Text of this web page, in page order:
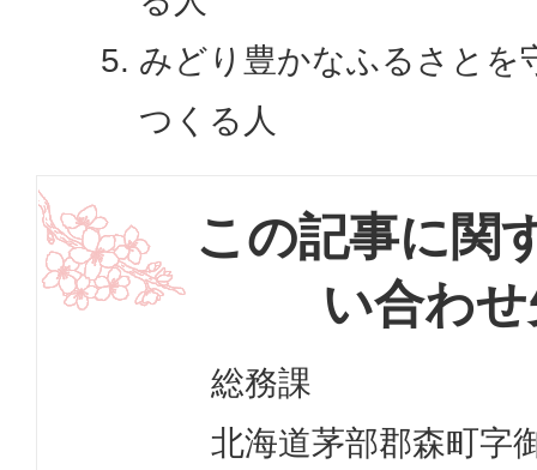
みどり豊かなふるさとを
つくる人
この記事に関
い合わ
総務課
北海道茅部郡森町字